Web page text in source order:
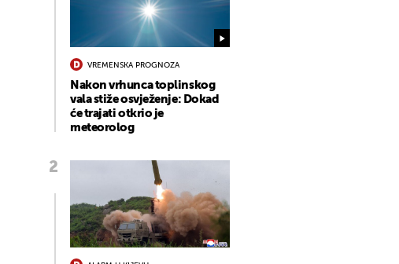
VREMENSKA PROGNOZA
Nakon vrhunca toplinskog
vala stiže osvježenje: Dokad
će trajati otkrio je
meteorolog